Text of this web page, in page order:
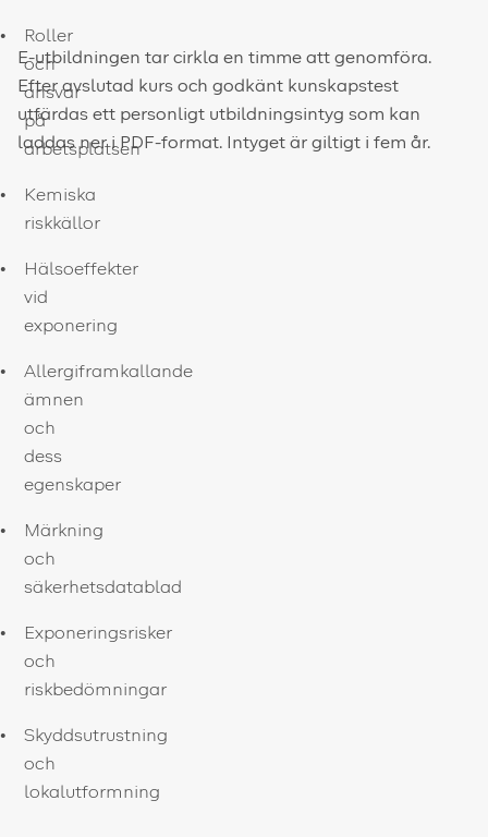
Roller
och
ansvar
på
arbetsplatsen
Kemiska
riskkällor
Hälsoeffekter
vid
exponering
Allergiframkallande
ämnen
och
dess
egenskaper
Märkning
och
säkerhetsdatablad
Exponeringsrisker
och
riskbedömningar
Skyddsutrustning
och
lokalutformning
E-utbildningen tar cirkla en timme att genomföra.
Efter avslutad kurs och godkänt kunskapstest
utfärdas ett personligt utbildningsintyg som kan
laddas ner i PDF-format. Intyget är giltigt i fem år.